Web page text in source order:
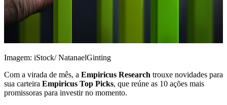
Imagem: iStock/ NatanaelGinting
Com a virada de mês, a Empiricus Research trouxe novidades para
sua carteira Empiricus Top Picks, que reúne as 10 ações mais
promissoras para investir no momento.